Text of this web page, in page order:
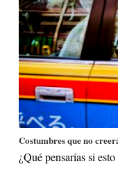
Costumbres que no
¿Qué pensarías si